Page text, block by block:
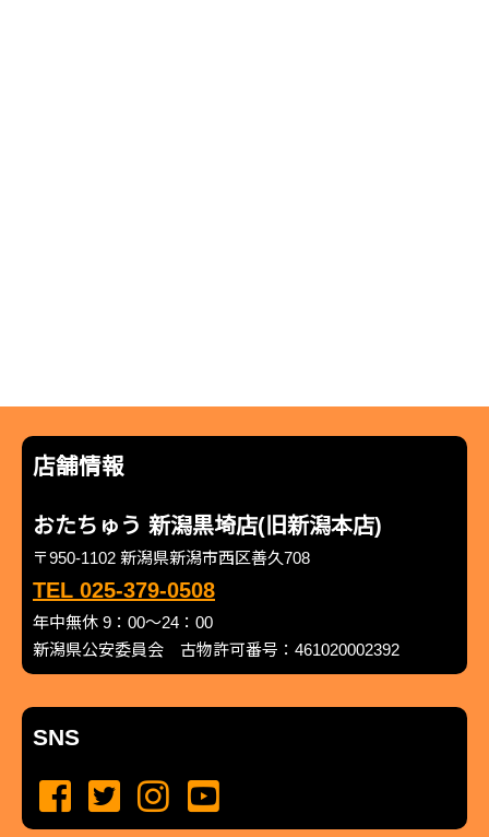
店舗情報
おたちゅう 新潟黒埼店(旧新潟本店)
〒950-1102 新潟県新潟市西区善久708
TEL 025-379-0508
年中無休 9：00～24：00
新潟県公安委員会 古物許可番号：461020002392
SNS